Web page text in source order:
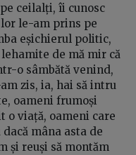
pe ceilalți, îi cunosc
le-am prins pe
eșichierul politic,
de mă mir că
o sâmbătă venind,
zis, ia, hai să intru
oameni frumoși
o viață, oameni care
mâna asta de
și reuși să montăm